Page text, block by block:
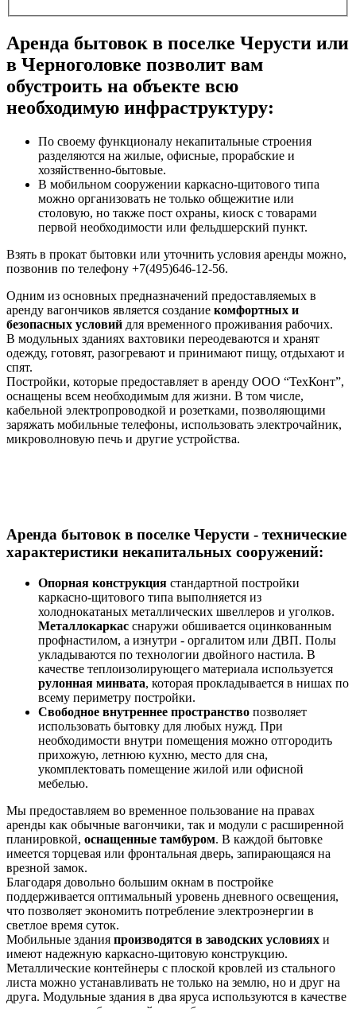
Аренда бытовок в поселке Черусти или
в Черноголовке позволит вам
обустроить на объекте всю
необходимую инфраструктуру:
По своему функционалу некапитальные строения
разделяются на жилые, офисные, прорабские и
хозяйственно-бытовые.
В мобильном сооружении каркасно-щитового типа
можно организовать не только общежитие или
столовую, но также пост охраны, киоск с товарами
первой необходимости или фельдшерский пункт.
Взять в прокат бытовки или уточнить условия аренды можно,
позвонив по телефону +7(495)646-12-56.
Одним из основных предназначений предоставляемых в
аренду вагончиков является создание комфортных и
безопасных условий для временного проживания рабочих.
В модульных зданиях вахтовики переодеваются и хранят
одежду, готовят, разогревают и принимают пищу, отдыхают и
спят.
Постройки, которые предоставляет в аренду ООО “ТехКонт”,
оснащены всем необходимым для жизни. В том числе,
кабельной электропроводкой и розетками, позволяющими
заряжать мобильные телефоны, использовать электрочайник,
микроволновую печь и другие устройства.
Аренда бытовок в поселке Черусти - технические
характеристики некапитальных сооружений:
Опорная конструкция стандартной постройки
каркасно-щитового типа выполняется из
холоднокатаных металлических швеллеров и уголков.
Металлокаркас снаружи обшивается оцинкованным
профнастилом, а изнутри - оргалитом или ДВП. Полы
укладываются по технологии двойного настила. В
качестве теплоизолирующего материала используется
рулонная минвата, которая прокладывается в нишах по
всему периметру постройки.
Свободное внутреннее пространство позволяет
использовать бытовку для любых нужд. При
необходимости внутри помещения можно отгородить
прихожую, летнюю кухню, место для сна,
укомплектовать помещение жилой или офисной
мебелью.
Мы предоставляем во временное пользование на правах
аренды как обычные вагончики, так и модули с расширенной
планировкой, оснащенные тамбуром. В каждой бытовке
имеется торцевая или фронтальная дверь, запирающаяся на
врезной замок.
Благодаря довольно большим окнам в постройке
поддерживается оптимальный уровень дневного освещения,
что позволяет экономить потребление электроэнергии в
светлое время суток.
Мобильные здания производятся в заводских условиях и
имеют надежную каркасно-щитовую конструкцию.
Металлические контейнеры с плоской кровлей из стального
листа можно устанавливать не только на землю, но и друг на
друга. Модульные здания в два яруса используются в качестве